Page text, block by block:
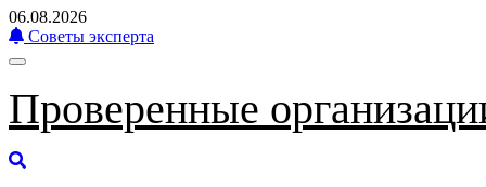
06.08.2026
Советы эксперта
Проверенные